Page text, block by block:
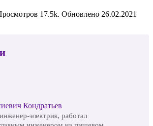
17.5k. Обновлено 26.02.2021
Кондратьев
электрик, работал